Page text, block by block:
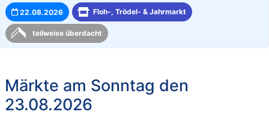
22.08.2026 Floh-, Trödel- & Jahrmarkt
teilweise überdacht
Märkte am Sonntag den
23.08.2026